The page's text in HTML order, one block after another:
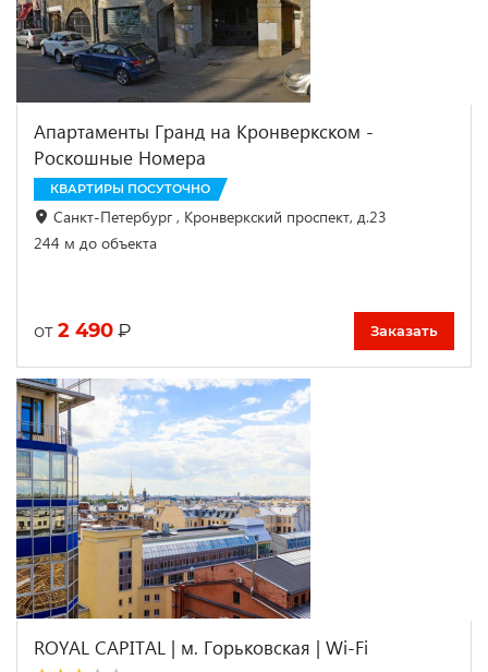
Апартаменты Гранд на Кронверкском -
Роскошные Номера
КВАРТИРЫ ПОСУТОЧНО
Санкт-Петербург , Кронверкский проспект, д.23
244 м до объекта
от 2 490 ₽ Заказать
ROYAL CAPITAL | м. Горьковская | Wi-Fi